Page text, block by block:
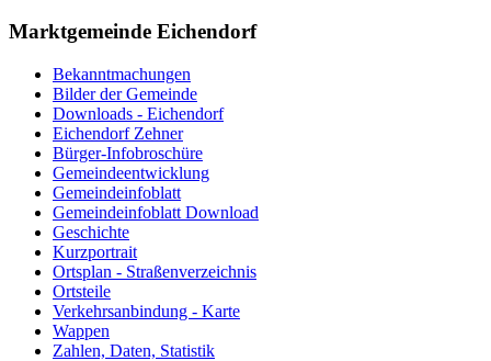
Marktgemeinde Eichendorf
Bekanntmachungen
Bilder der Gemeinde
Downloads - Eichendorf
Eichendorf Zehner
Bürger-Infobroschüre
Gemeindeentwicklung
Gemeindeinfoblatt
Gemeindeinfoblatt Download
Geschichte
Kurzportrait
Ortsplan - Straßenverzeichnis
Ortsteile
Verkehrsanbindung - Karte
Wappen
Zahlen, Daten, Statistik